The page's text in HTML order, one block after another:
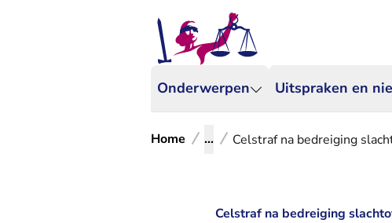
Onderwerpen Uitspraken en
Home ... Celstraf na bedreiging
Celstraf na bedreiging